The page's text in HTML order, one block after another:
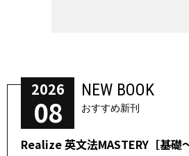
2026
08
NEW BOOK
おすすめ新刊
Realize 英文法MASTERY［基礎